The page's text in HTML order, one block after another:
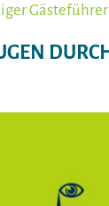
Gästeführer